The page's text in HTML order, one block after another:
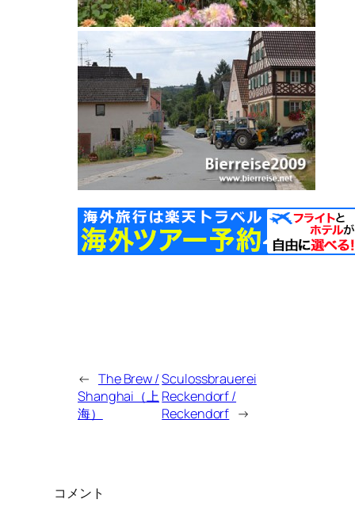
← The Brew /
Shanghai（上
海）
Sculossbrauerei
Reckendorf /
Reckendorf →
コメント